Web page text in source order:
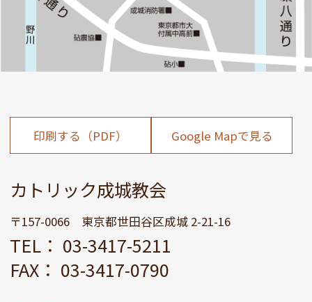
カトリック成城教会
〒157-0066 東京都世田谷区成城 2-21-16
TEL： 03-3417-5211
FAX： 03-3417-0790
印刷する（PDF） Google Mapで見る